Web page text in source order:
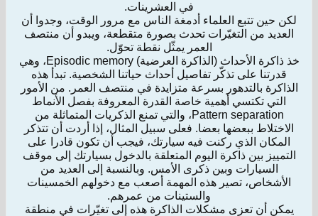
في العشرينات.
لكن حين تتبع العلماء أدمغة الناس مع مرور الوقت، وجدوا أن
العديد من التغيّرات تحدث بصورة متقطعة، ويبدو أن منتصف
العمر يمثّل نقطة تحوّل.
خذ ذاكرة الأحداث (الذاكرة العرضية) Episodic memory، وهي
قدرتنا على تذكّر تفاصيل أحداث حياتنا الشخصية. تبدأ هذه
الذاكرة بالتدهور بسرعة متزايدة في منتصف العمر. من الأمور
التي تكتسي أهمية خاصة القدرة المعروفة بفصل الأنماط
Pattern separation، والتي تمنع الذكريات المتماثلة من
الاختلاط ببعضها بعضا. فعلى سبيل المثال، إذا أردت أن تتذكر
المكان الذي ركنت فيه سيارتك، فيجب أن تكون قادرا على
التمييز بين ذاكرة اليوم المتعلقة بالدخول بسيارتك إلى موقف
السيارات وبين ذكرى الأمس. وبالنسبة إلى العديد من
الأشخاص، تصير هذه المهمة أصعب مع دخولهم الخمسينات
والستينات من عمرهم.
يمكن أن تعزى مشكلات الذاكرة هذه إلى تغيّرات في منطقة